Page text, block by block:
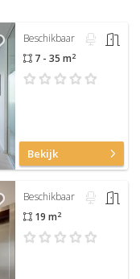
Beschikbaar
7 - 35 m2
Bekijk
Beschikbaar
19 m2